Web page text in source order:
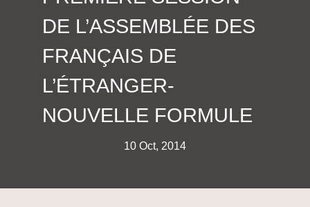
DE L’ASSEMBLÉE DES
FRANÇAIS DE
L’ÉTRANGER-
NOUVELLE FORMULE
10 Oct, 2014